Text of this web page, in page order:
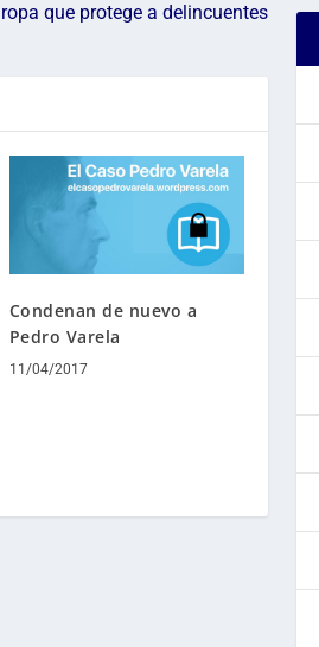
que protege a delincuentes
Condenan de nuevo a
Pedro Varela
11/04/2017